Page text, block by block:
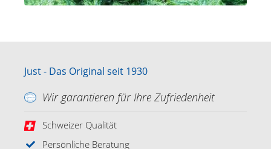
Just - Das Original seit 1930
Wir garantieren für Ihre Zufriedenheit
Schweizer Qualität
Persönliche Beratung